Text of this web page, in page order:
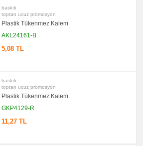
baskılı
toptan ucuz promosyon
Plastik Tükenmez Kalem
AKL24161-B
5,08 TL
baskılı
toptan ucuz promosyon
Plastik Tükenmez Kalem
GKP4129-R
11,27 TL